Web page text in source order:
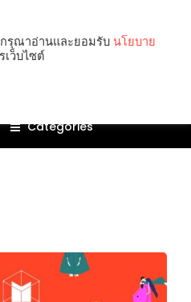
Categories
กรุณาอ่านและยอมรับ นโยบาย
เว็บไซต์